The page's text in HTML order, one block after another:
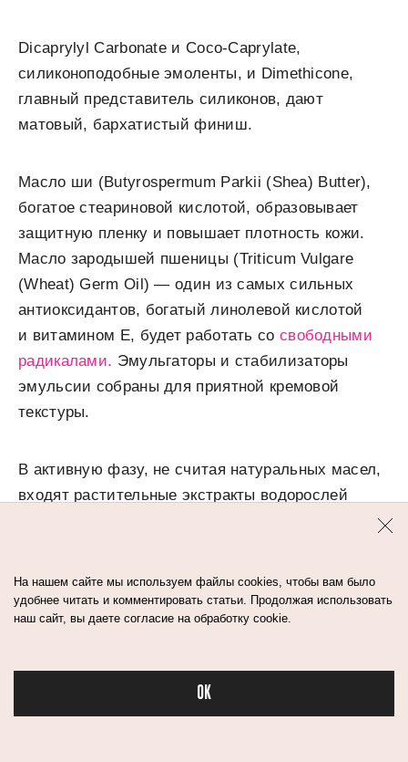
Бьюти в спорте
Dicaprylyl Carbonate и Coco-Caprylate,
силиконоподобные эмоленты, и Dimethicone,
главный представитель силиконов, дают
матовый, бархатистый финиш.
Масло ши (Butyrospermum Parkii (Shea) Butter),
богатое стеариновой кислотой, образовывает
защитную пленку и повышает плотность кожи.
Масло зародышей пшеницы (Triticum Vulgare
(Wheat) Germ Oil) — один из самых сильных
антиоксидантов, богатый линолевой кислотой
и витамином Е, будет работать со свободными
радикалами. Эмульгаторы и стабилизаторы
эмульсии собраны для приятной кремовой
текстуры.
В активную фазу, не считая натуральных масел,
входят растительные экстракты водорослей
Extract), экстракт корней моркови (Daucus Carota
Sativa (Carrot) Root Extract), абсолют мимозы
Rosa Centifolia (Rose) Flower Extract), экстракт
гинкго билоба (Ginkgo Biloba Leaf Extract).
На нашем сайте мы используем файлы cookies, чтобы вам было
удобнее читать и комментировать статьи. Продолжая использовать
наш сайт, вы даете согласие на обработку cookie.
OK